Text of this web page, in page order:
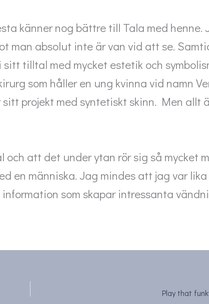
känner nog bättre till Tala med
man absolut inte är van vid att se.
tilltal med mycket estetik och
som håller en ung kvinna vid namn
projekt med syntetiskt skinn. Men allt
och att det under ytan rör sig så mycket
en människa. Jag mindes att jag var
som skapar intressanta
Play that